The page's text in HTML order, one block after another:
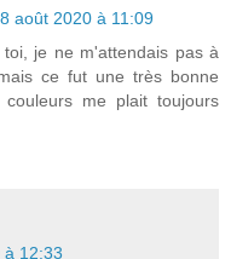
8 août 2020 à 11:09
je ne m'attendais pas à
ce fut une très bonne
me plait toujours
à 12:33